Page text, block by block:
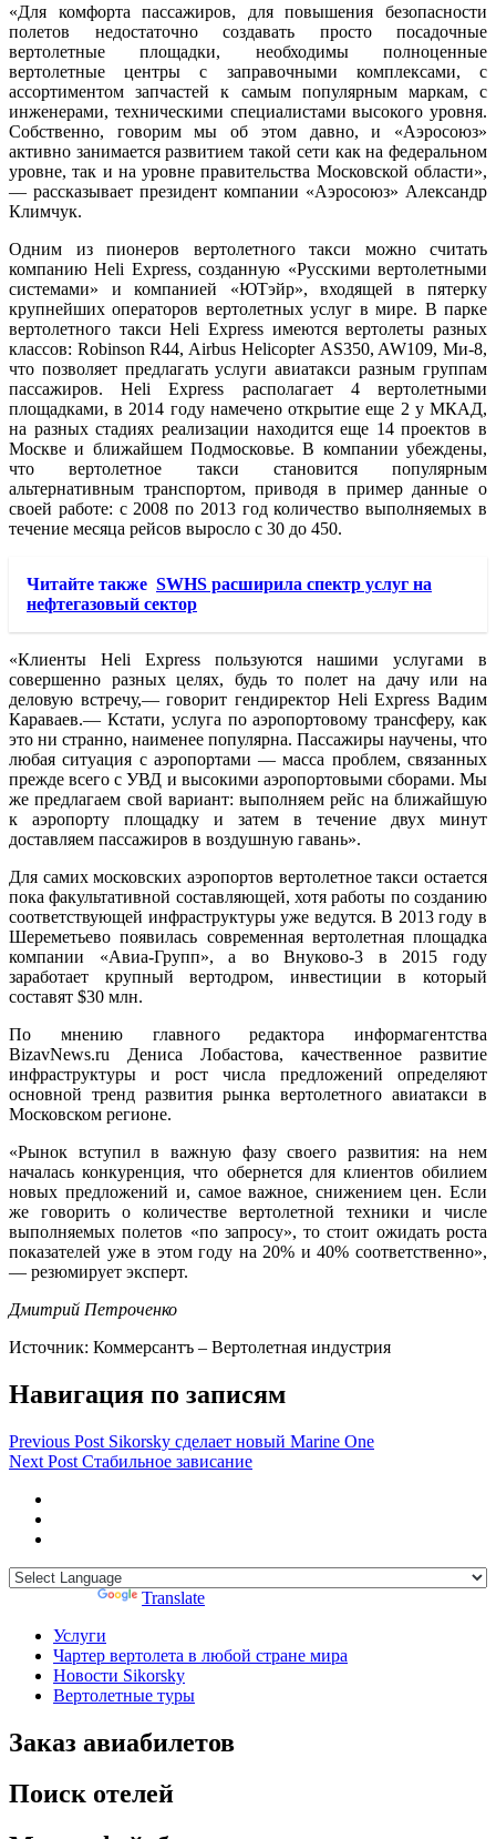
«Для комфорта пассажиров, для повышения безопасности
полетов недостаточно создавать просто посадочные
вертолетные площадки, необходимы полноценные
вертолетные центры с заправочными комплексами, с
ассортиментом запчастей к самым популярным маркам, с
инженерами, техническими специалистами высокого уровня.
Собственно, говорим мы об этом давно, и «Аэросоюз»
активно занимается развитием такой сети как на федеральном
уровне, так и на уровне правительства Московской области»,
— рассказывает президент компании «Аэросоюз» Александр
Климчук.
Одним из пионеров вертолетного такси можно считать
компанию Heli Express, созданную «Русскими вертолетными
системами» и компанией «ЮТэйр», входящей в пятерку
крупнейших операторов вертолетных услуг в мире. В парке
вертолетного такси Heli Express имеются вертолеты разных
классов: Robinson R44, Airbus Helicopter AS350, AW109, Ми-8,
что позволяет предлагать услуги авиатакси разным группам
пассажиров. Heli Express располагает 4 вертолетными
площадками, в 2014 году намечено открытие еще 2 у МКАД,
на разных стадиях реализации находится еще 14 проектов в
Москве и ближайшем Подмосковье. В компании убеждены,
что вертолетное такси становится популярным
альтернативным транспортом, приводя в пример данные о
своей работе: с 2008 по 2013 год количество выполняемых в
течение месяца рейсов выросло с 30 до 450.
Читайте также SWHS расширила спектр услуг на
нефтегазовый сектор
«Клиенты Heli Express пользуются нашими услугами в
совершенно разных целях, будь то полет на дачу или на
деловую встречу,— говорит гендиректор Heli Express Вадим
Караваев.— Кстати, услуга по аэропортовому трансферу, как
это ни странно, наименее популярна. Пассажиры научены, что
любая ситуация с аэропортами — масса проблем, связанных
прежде всего с УВД и высокими аэропортовыми сборами. Мы
же предлагаем свой вариант: выполняем рейс на ближайшую
к аэропорту площадку и затем в течение двух минут
доставляем пассажиров в воздушную гавань».
Для самих московских аэропортов вертолетное такси остается
пока факультативной составляющей, хотя работы по созданию
соответствующей инфраструктуры уже ведутся. В 2013 году в
Шереметьево появилась современная вертолетная площадка
компании «Авиа-Групп», а во Внуково-3 в 2015 году
заработает крупный вертодром, инвестиции в который
составят $30 млн.
По мнению главного редактора информагентства
BizavNews.ru Дениса Лобастова, качественное развитие
инфраструктуры и рост числа предложений определяют
основной тренд развития рынка вертолетного авиатакси в
Московском регионе.
«Рынок вступил в важную фазу своего развития: на нем
началась конкуренция, что обернется для клиентов обилием
новых предложений и, самое важное, снижением цен. Если
же говорить о количестве вертолетной техники и числе
выполняемых полетов «по запросу», то стоит ожидать роста
показателей уже в этом году на 20% и 40% соответственно»,
— резюмирует эксперт.
Дмитрий Петроченко
Источник: Коммерсантъ – Вертолетная индустрия
Навигация по записям
Previous Post Sikorsky сделает новый Marine One
Next Post Стабильное зависание
Translate
Услуги
Чартер вертолета в любой стране мира
Новости Sikorsky
Вертолетные туры
Заказ авиабилетов
Поиск отелей